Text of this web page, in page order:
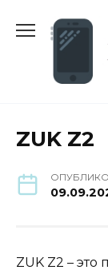
содержанию
ZUK Z2
ZUK Z2 –